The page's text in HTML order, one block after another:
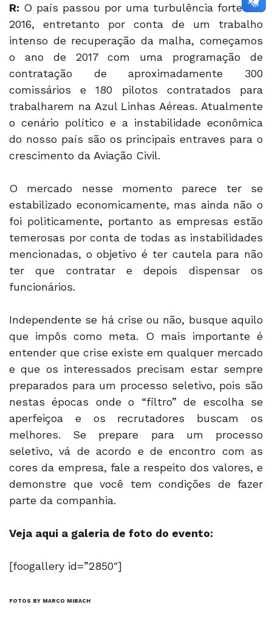
R: O país passou por uma turbulência forte em
2016, entretanto por conta de um trabalho
intenso de recuperação da malha, começamos
o ano de 2017 com uma programação de
contratação de aproximadamente 300
comissários e 180 pilotos contratados para
trabalharem na Azul Linhas Aéreas. Atualmente
o cenário político e a instabilidade econômica
do nosso país são os principais entraves para o
crescimento da Aviação Civil.
O mercado nesse momento parece ter se
estabilizado economicamente, mas ainda não o
foi politicamente, portanto as empresas estão
temerosas por conta de todas as instabilidades
mencionadas, o objetivo é ter cautela para não
ter que contratar e depois dispensar os
funcionários.
Independente se há crise ou não, busque aquilo
que impôs como meta. O mais importante é
entender que crise existe em qualquer mercado
e que os interessados precisam estar sempre
preparados para um processo seletivo, pois são
nestas épocas onde o “filtro” de escolha se
aperfeiçoa e os recrutadores buscam os
melhores. Se prepare para um processo
seletivo, vá de acordo e de encontro com as
cores da empresa, fale a respeito dos valores, e
demonstre que você tem condições de fazer
parte da companhia.
Veja aqui a galeria de foto do evento:
[foogallery id=”2850″]
FOTOS BY MARCO MIBACH